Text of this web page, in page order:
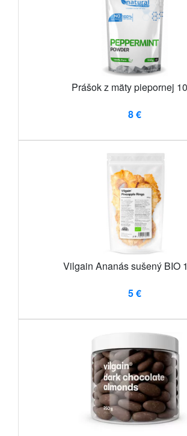
Prášok z mäty piepornej
8 €
Vilgain Ananás sušený BIO
5 €